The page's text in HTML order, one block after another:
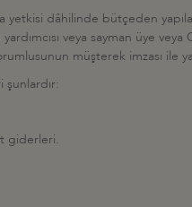
yetkisi dâhilinde bütçeden
veya sayman üye
müşterek imzası ile
giderleri.